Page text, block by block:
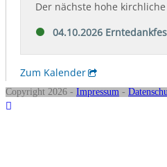
Copyright 2026 - Impressum -